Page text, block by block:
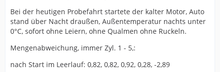
Bei der heutigen Probefahrt startete der kalter Motor, Auto
stand über Nacht draußen, Außentemperatur nachts unter
0°C, sofort ohne Leiern, ohne Qualmen ohne Ruckeln.
Mengenabweichung, immer Zyl. 1 - 5,:
nach Start im Leerlauf: 0,82, 0,82, 0,92, 0,28, -2,89